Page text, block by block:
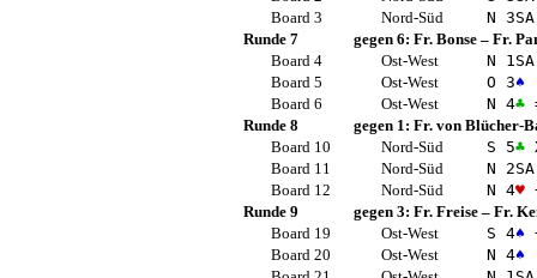
Board 3
Nord-Süd N 3SA
Runde 7
gegen 6: Fr. Bonse – Fr.
Board 4
Ost-West N 1 SA
Board 5
Ost-West O 3♠
Board 6
Ost-West N 4♣
Runde 8
gegen 1: Fr. von Blücher-
Board 10
Nord-Süd S 5♣
Board 11
Nord-Süd N 2SA
Board 12
Nord-Süd N 4♥
Runde 9
gegen 3: Fr. Freise – Fr.
Board 19
Ost-West S 4♠
Board 20
Ost-West N 4♠